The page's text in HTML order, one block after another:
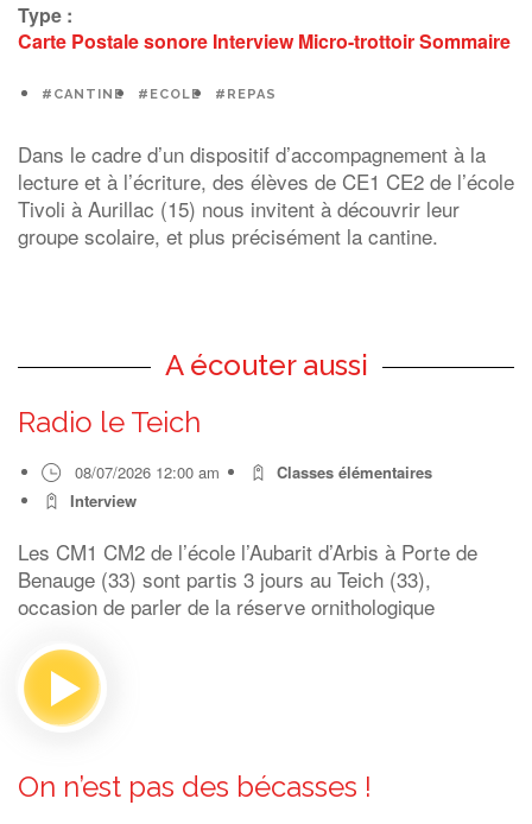
Type :
Carte Postale sonore Interview Micro-trottoirSommaire
#CANTINE #ECOLE #REPAS
Dans le cadre d’un dispositif d’accompagnement à la
lecture et à l’écriture, des élèves de CE1 CE2 de l’école
Tivoli à Aurillac (15) nous invitent à découvrir leur
groupe scolaire, et plus précisément la cantine.
A écouter aussi
Radio le Teich
08/07/2026 12:00 am
Classes élémentaires
Interview
Les CM1 CM2 de l’école l’Aubarit d’Arbis à Porte de
Benauge (33) sont partis 3 jours au Teich (33),
occasion de parler de la réserve ornithologique
On n’est pas des bécasses !